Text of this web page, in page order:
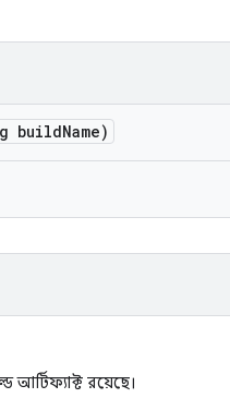
buildName)
আর্টিফ্যাক্ট রয়েছে।